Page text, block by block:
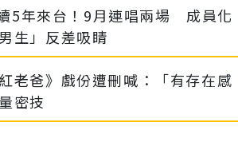
5年來台！9月連唱兩場 成員化
生」反差吸睛
老爸》戲份遭刪喊：「有存在感
密技